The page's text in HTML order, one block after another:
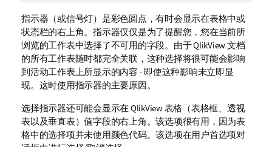
指示器（或信号灯）是彩色圆点，有时会显示在表格中或
状态栏的右上角。指示器仅仅是为了提醒您，您在当前所
浏览的工作表中选择了不可用的字段。由于QlikView文档
的所有工作表随时都完全关联，这种选择将很可能会影响
到活动工作表上所显示的内容 - 即使这种影响未立即显
现。这时使用指示器的主要原因。
选择指示器还可能会显示在 QlikView表格（表格框、透视
表以及垂直表）值字段的右上角。该选项很有用，因为表
格中的选择项并未使用颜色代码。该选项在用户首选项对